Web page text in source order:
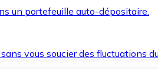
un portefeuille auto-dépositaire.
vous soucier des fluctuations